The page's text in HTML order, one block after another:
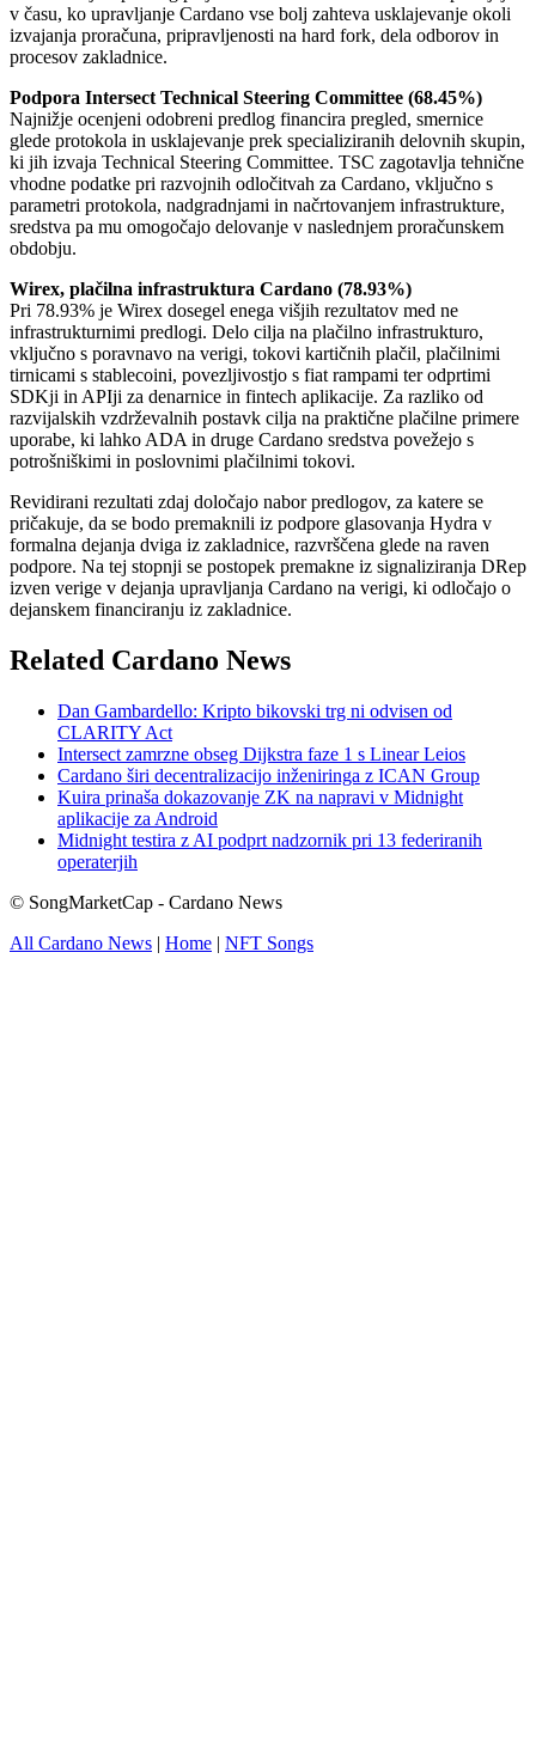
v času, ko upravljanje Cardano vse bolj zahteva usklajevanje okoli
izvajanja proračuna, pripravljenosti na hard fork, dela odborov in
procesov zakladnice.
Podpora Intersect Technical Steering Committee (68.45%)
Najnižje ocenjeni odobreni predlog financira pregled, smernice
glede protokola in usklajevanje prek specializiranih delovnih skupin,
ki jih izvaja Technical Steering Committee. TSC zagotavlja tehnične
vhodne podatke pri razvojnih odločitvah za Cardano, vključno s
parametri protokola, nadgradnjami in načrtovanjem infrastrukture,
sredstva pa mu omogočajo delovanje v naslednjem proračunskem
obdobju.
Wirex, plačilna infrastruktura Cardano (78.93%)
Pri 78.93% je Wirex dosegel enega višjih rezultatov med ne
infrastrukturnimi predlogi. Delo cilja na plačilno infrastrukturo,
vključno s poravnavo na verigi, tokovi kartičnih plačil, plačilnimi
tirnicami s stablecoini, povezljivostjo s fiat rampami ter odprtimi
SDKji in APIji za denarnice in fintech aplikacije. Za razliko od
razvijalskih vzdrževalnih postavk cilja na praktične plačilne primere
uporabe, ki lahko ADA in druge Cardano sredstva povežejo s
potrošniškimi in poslovnimi plačilnimi tokovi.
Revidirani rezultati zdaj določajo nabor predlogov, za katere se
pričakuje, da se bodo premaknili iz podpore glasovanja Hydra v
formalna dejanja dviga iz zakladnice, razvrščena glede na raven
podpore. Na tej stopnji se postopek premakne iz signaliziranja DRep
izven verige v dejanja upravljanja Cardano na verigi, ki odločajo o
dejanskem financiranju iz zakladnice.
Related Cardano News
Dan Gambardello: Kripto bikovski trg ni odvisen od
CLARITY Act
Intersect zamrzne obseg Dijkstra faze 1 s Linear Leios
Cardano širi decentralizacijo inženiringa z ICAN Group
Kuira prinaša dokazovanje ZK na napravi v Midnight
aplikacije za Android
Midnight testira z AI podprt nadzornik pri 13 federiranih
operaterjih
© SongMarketCap - Cardano News
All Cardano News | Home | NFT Songs